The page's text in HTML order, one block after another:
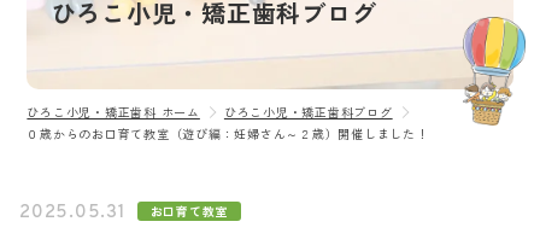
スタッフ紹介
医院案内
アクセス
ひろこ小児・矯正歯科ブログ
ひろこ小児・矯正歯科 ホーム
ひろこ小児・矯正歯科ブログ
０歳からのお口育て教室（遊び編：妊婦さん～２歳）開催しました！
2025.05.31 お口育て教室